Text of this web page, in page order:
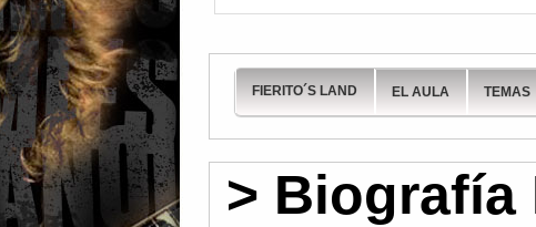
FIERITO´S LAND EL AULA TEMAS
> Biografía